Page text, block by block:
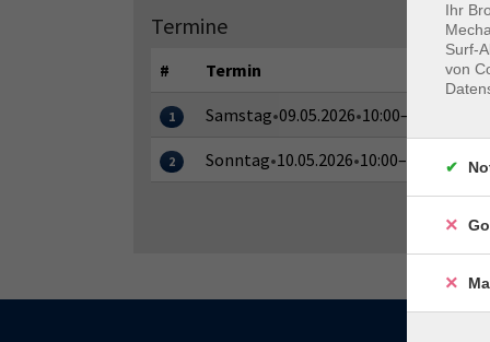
Termine
# Termin
1 Samstag•09.05.2026•10:00–14:45 Uhr
2 Sonntag•10.05.2026•10:00–14:45 Uhr
Ihr
Surf-
von